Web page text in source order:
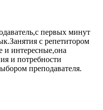
первых минут
с репетитором
и интересные,она
и потребности
преподавателя.